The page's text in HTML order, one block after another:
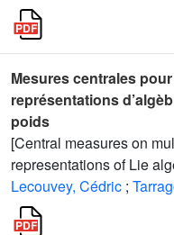
Mesures centrales
représentations
poids
[Central measures on
representations of Lie
Lecouvey, Cédric ;